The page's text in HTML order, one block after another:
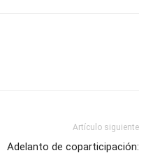
Artículo siguiente
Adelanto de coparticipación: